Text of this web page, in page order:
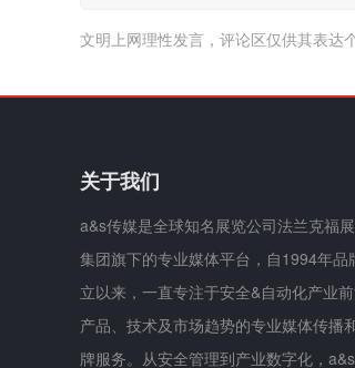
文明上网理性发言，评论区仅供其表达
关于我们
a&s传媒是全球知名展览公司法兰克福
集团旗下的专业媒体平台，自1994年品
立以来，一直专注于安全&自动化产业
产品、技术及市场趋势的专业媒体传播
牌服务。从安全管理到产业数字化，